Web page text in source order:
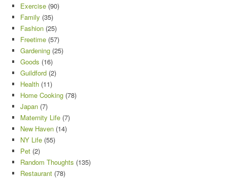
Exercise (90)
Family (35)
Fashion (25)
Freetime (57)
Gardening (25)
Goods (16)
Guildford (2)
Health (11)
Home Cooking (78)
Japan (7)
Maternity Life (7)
New Haven (14)
NY Life (55)
Pet (2)
Random Thoughts (135)
Restaurant (78)